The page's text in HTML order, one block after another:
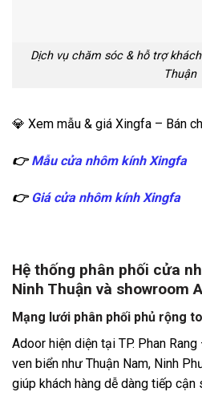
Dịch vụ chăm sóc & hỗ trợ
Thuận
💎 Xem mẫu & giá Xingfa – Bán
👉Mẫu cửa nhôm kính Xingfa
👉Giá cửa nhôm kính Xingfa
Hệ thống phân phối cửa
Ninh Thuận và showroom
Mạng lưới phân phối phủ rộng
Adoor hiện diện tại TP. Phan
ven biển như Thuận Nam, Ninh
giúp khách hàng dễ dàng tiếp cận